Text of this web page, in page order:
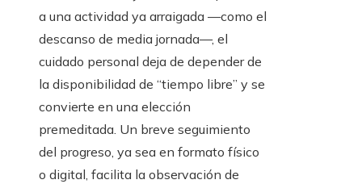
a una actividad ya arraigada —como el
descanso de media jornada—, el
cuidado personal deja de depender de
la disponibilidad de “tiempo libre” y se
convierte en una elección
premeditada. Un breve seguimiento
del progreso, ya sea en formato físico
o digital, facilita la observación de